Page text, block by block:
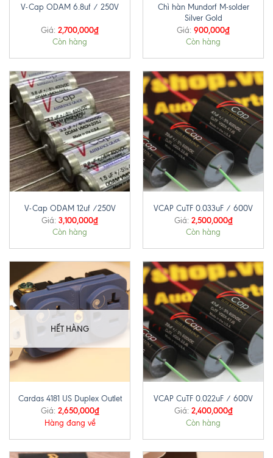
V-Cap ODAM 6.8uf / 250V
Giá: 2,700,000₫
Còn hàng
Chì hàn Mundorf M-solder
Silver Gold
Giá: 900,000₫
Còn hàng
V-Cap ODAM 12uf /250V
Giá: 3,100,000₫
Còn hàng
VCAP CuTF 0.033uF / 600V
Giá: 2,500,000₫
Còn hàng
HẾT HÀNG
Cardas 4181 US Duplex Outlet
Giá: 2,650,000₫
Hàng đang về
VCAP CuTF 0.022uF / 600V
Giá: 2,400,000₫
Còn hàng